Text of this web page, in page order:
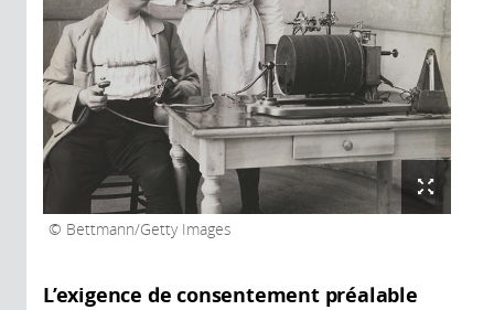
Bettmann/Getty Images
L’exigence de consentement préalable